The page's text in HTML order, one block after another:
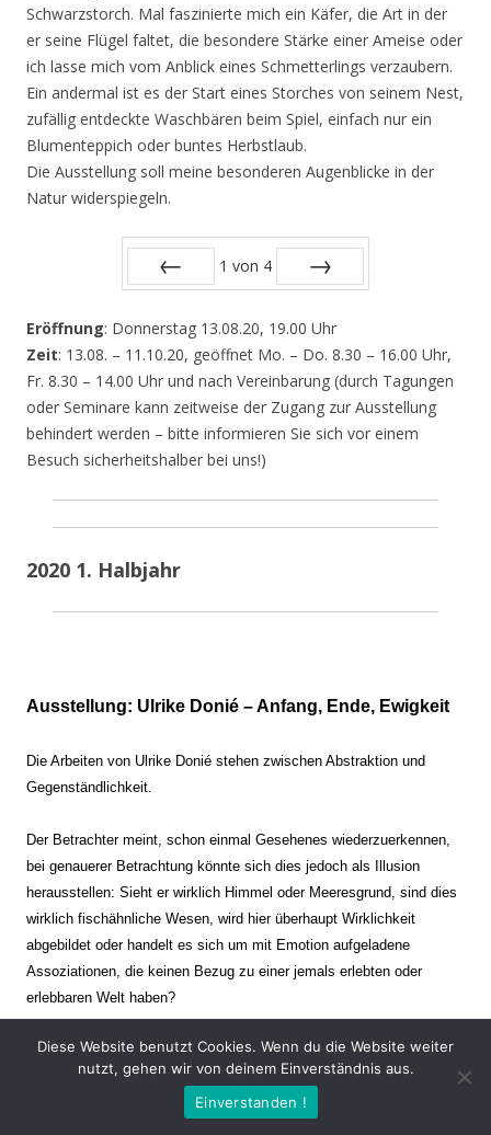
Schwarzstorch. Mal faszinierte mich ein Käfer, die Art in der
er seine Flügel faltet, die besondere Stärke einer Ameise oder
ich lasse mich vom Anblick eines Schmetterlings verzaubern.
Ein andermal ist es der Start eines Storches von seinem Nest,
zufällig entdeckte Waschbären beim Spiel, einfach nur ein
Blumenteppich oder buntes Herbstlaub.
Die Ausstellung soll meine besonderen Augenblicke in der
Natur widerspiegeln.
1 von 4
Eröffnung: Donnerstag 13.08.20, 19.00 Uhr
Zeit: 13.08. – 11.10.20, geöffnet Mo. – Do. 8.30 – 16.00 Uhr,
Fr. 8.30 – 14.00 Uhr und nach Vereinbarung (durch Tagungen
oder Seminare kann zeitweise der Zugang zur Ausstellung
behindert werden – bitte informieren Sie sich vor einem
Besuch sicherheitshalber bei uns!)
2020 1. Halbjahr
Ausstellung: Ulrike Donié – Anfang, Ende, Ewigkeit
Die Arbeiten von Ulrike Donié stehen zwischen Abstraktion und
Gegenständlichkeit.
Der Betrachter meint, schon einmal Gesehenes wiederzuerkennen,
bei genauerer Betrachtung könnte sich dies jedoch als Illusion
herausstellen: Sieht er wirklich Himmel oder Meeresgrund, sind dies
wirklich fischähnliche Wesen, wird hier überhaupt Wirklichkeit
abgebildet oder handelt es sich um mit Emotion aufgeladene
Assoziationen, die keinen Bezug zu einer jemals erlebten oder
erlebbaren Welt haben?
Verharren und Dynamik stehen sich dabei gegenüber. Zeit steht still
oder verrinnt im Nu. Es soll dabei eine Spannung, auch farblich, bis
zur Schmerzgrenze erzeugt werden. Die Arbeiten stellen ambivalente
Diese Website benutzt Cookies. Wenn du die Website weiter
nutzt, gehen wir von deinem Einverständnis aus.
Einverstanden !